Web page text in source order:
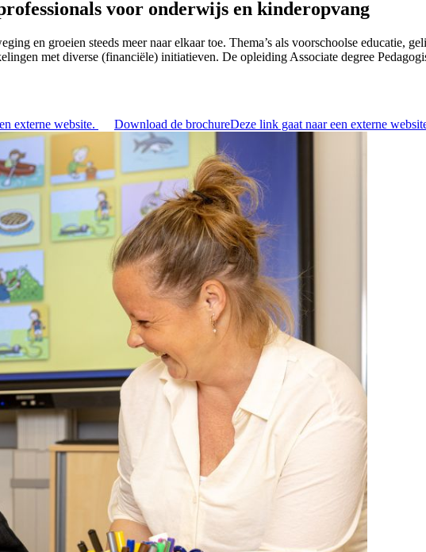
voor onderwijs en kinderopvang
en groeien steeds meer naar elkaar toe. Thema’s als voorschoolse educatie,
met diverse (financiële) initiatieven. De opleiding Associate degree
externe website. Download de brochureDeze link gaat naar een externe